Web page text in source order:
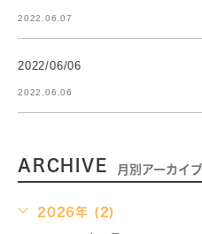
2022.06.07
2022/06/06
2022.06.06
ARCHIVE 月別アーカイブ
2026年 (2)